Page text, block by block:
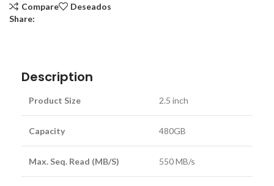
Compare
Deseados
Share:
Description
Product Size 2.5 inch
Capacity 480GB
Max. Seq. Read (MB/S) 550 MB/s